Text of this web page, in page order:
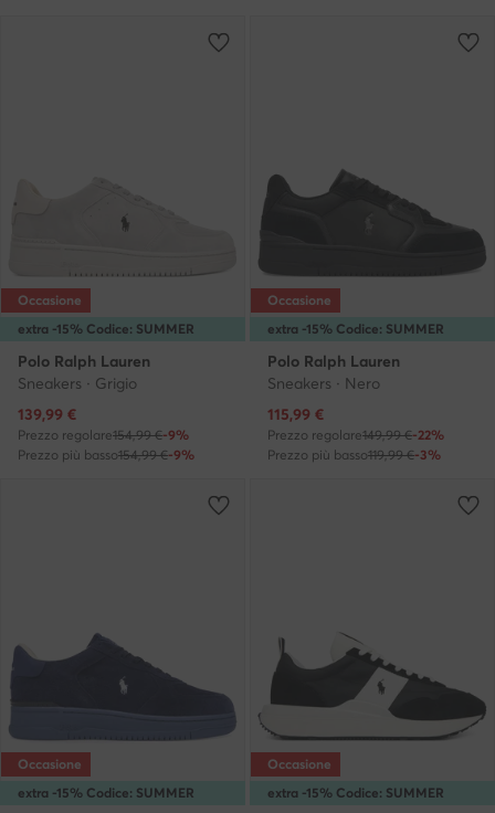
extra -15% Codice: SUMMER
Occasione
Polo Ralph Lauren
Sneakers · Grigio
Prezzo attuale
139,99 €
Prezzo regolare154,99 €-9%
Prezzo più basso154,99 €-9%
extra -15% Codice: SUMMER
Occasione
Polo Ralph Lauren
Sneakers · Nero
Prezzo attuale
115,99 €
Prezzo regolare149,99 €-22%
Prezzo più basso119,99 €-3%
extra -15% Codice: SUMMER
Occasione
extra -15% Codice: SUMMER
Occasione